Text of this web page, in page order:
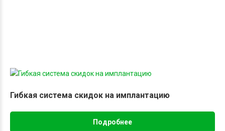
Гибкая система скидок на имплантацию
Подробнее